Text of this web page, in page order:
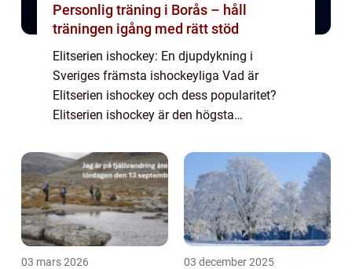
Personlig träning i Borås – håll
träningen igång med rätt stöd
Elitserien ishockey: En djupdykning i
Sveriges främsta ishockeyliga Vad är
Elitserien ishockey och dess popularitet?
Elitserien ishockey är den högsta
grundades 1922 och har sedan dess
utvecklats till att b...
03 mars 2026 03 december 2025